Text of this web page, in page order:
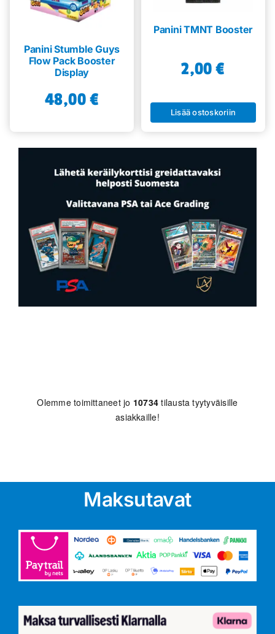
Panini Stumble Guys
Flow Pack Booster
Display
48,00€
Panini TMNT Booster
2,00€
Lisää ostoskoriin
Olemme toimittaneet jo 10734 tilausta tyytyväisille
asiakkaille!
Maksutavat